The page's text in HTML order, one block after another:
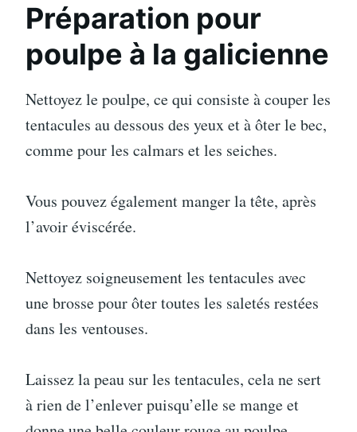
Préparation pour
poulpe à la galicienne
Nettoyez le poulpe, ce qui consiste à couper les
tentacules au dessous des yeux et à ôter le bec,
comme pour les calmars et les seiches.
Vous pouvez également manger la tête, après
l’avoir éviscérée.
Nettoyez soigneusement les tentacules avec
une brosse pour ôter toutes les saletés restées
dans les ventouses.
Laissez la peau sur les tentacules, cela ne sert
à rien de l’enlever puisqu’elle se mange et